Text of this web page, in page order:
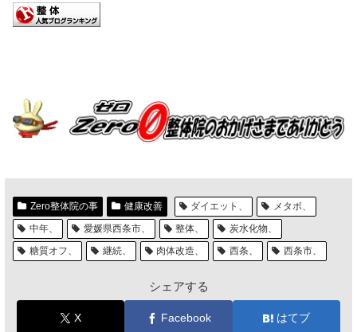
Zero整体院の事 健康改善 ダイエット、
メタボ、
中年、
愛媛県西条市、 整体、
炭水化物、
糖質オフ、
継続、 肉体改造、 西条、 西条市、
シェアする
X Facebook はてブ